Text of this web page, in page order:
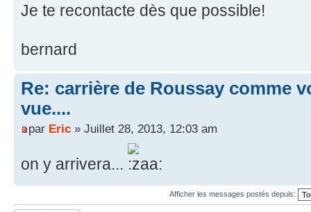
Je te recontacte dès que possible!
bernard
Re: carrière de Roussay comme
vue....
par Eric » Juillet 28, 2013, 12:03 am
on y arrivera...
Afficher les messages postés depuis: